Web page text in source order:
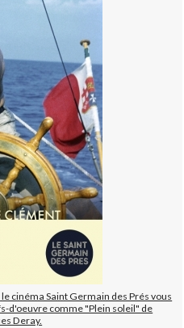
cinéma Saint Germain des Prés vous
d'oeuvre comme "Plein soleil" de
Deray.